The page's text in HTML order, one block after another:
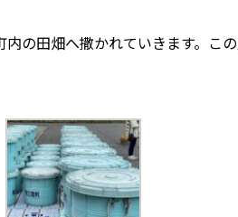
の田畑へ撒かれていきます。こ